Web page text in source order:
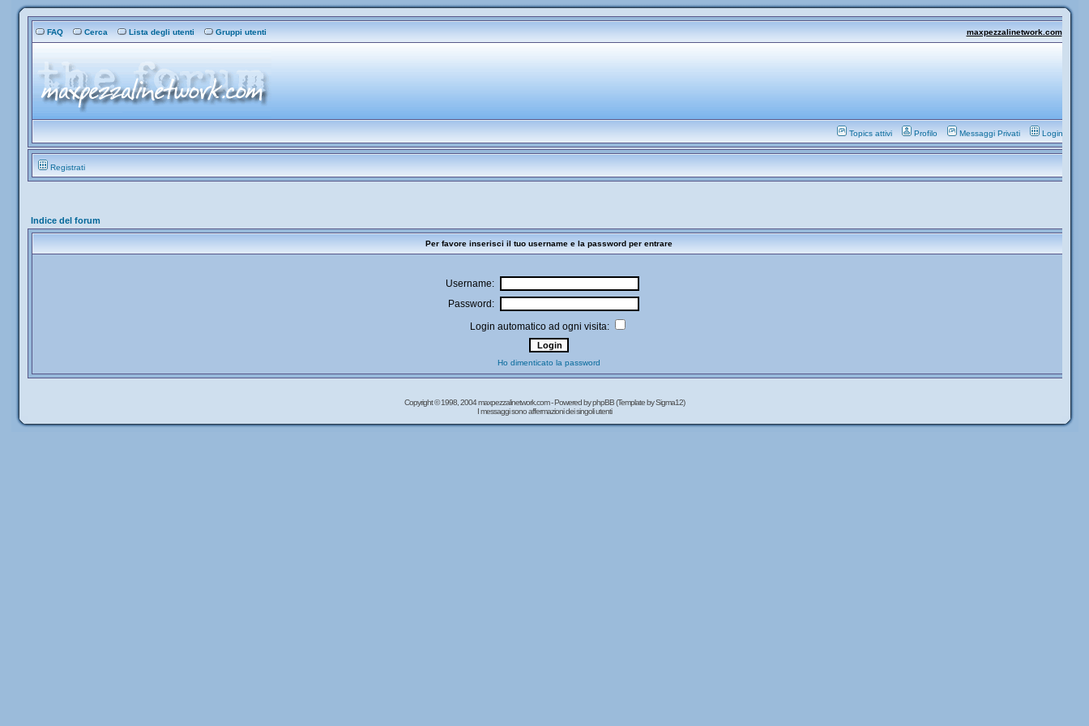
FAQ Cerca Lista degli utenti Gruppi utenti maxpezzalinetwork.com
Topics attivi Profilo Messaggi Privati Login
Registrati
Indice del forum
Per favore inserisci il tuo username e la password per entrare
Username:
Password:
Login automatico ad ogni visita:
Ho dimenticato la password
Copyright © 1998, 2004 maxpezzalinetwork.com - Powered byphpBB(Template by Sigma12)
I messaggi sono affermazioni dei singoli utenti